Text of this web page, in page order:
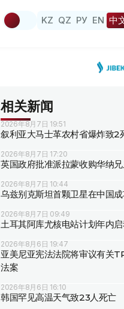
KZ QZ РУ EN 中
相关新闻
2026年8月7日 19:51
叙利亚大马士革农村省爆炸致2
2026年8月7日 17:20
英国政府批准派拉蒙收购华纳
2026年8月7日 10:44
乌兹别克斯坦首颗卫星在中国
2026年8月7日 09:49
土耳其阿库尤核电站计划年内
2026年8月6日 19:47
亚美尼亚宪法法院将审议有关
法案
2026年8月6日 16:10
韩国罕见高温天气致23人死亡